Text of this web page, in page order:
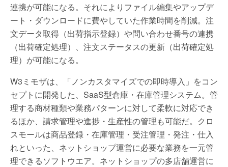
連携が可能になる。それによりファイル編集やアップデ
ート・ダウンロードに費やしていた作業時間を削減。注
文データ取得（出荷指示登録）や問い合わせ番号の連携
（出荷確定処理）、注文ステータスの更新（出荷確定処
理）が可能になる。
W3ミモザは、「ノンカスタマイズでの即時導入」をコン
セプトに開発した、SaaS型倉庫・在庫管理システム。管
理する商材種類や業務パターンに対して柔軟に対応でき
るほか、請求管理や進捗・生産性の管理も可能だ。クロ
スモールは商品登録・在庫管理・受注管理・発注・仕入
れといった、ネットショップ運営に必要な業務を一元管
理できるソフトウエア。ネットショップの多店舗運営に